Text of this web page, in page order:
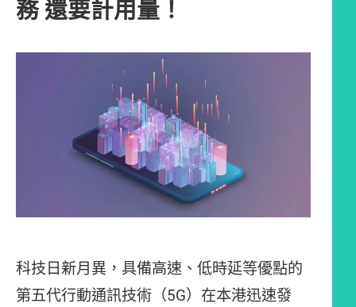
務 還要計用量！
科技日新月異，具備高速、低時延等優點的
第五代行動通訊技術（5G）在本港迅速發